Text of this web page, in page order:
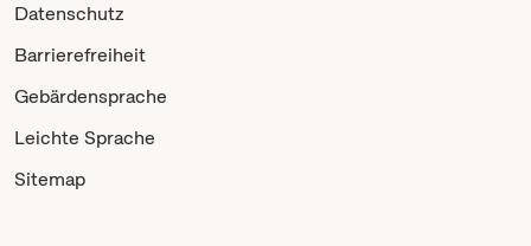
Datenschutz
Barrierefreiheit
Gebärdensprache
Leichte Sprache
Sitemap